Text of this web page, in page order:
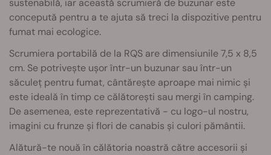
sustenabilă, iar această scrumieră de buzunar este
concepută pentru a te ajuta să treci la dispozitive pentru
fumat mai ecologice.
Scrumiera portabilă de la RQS are dimensiunile 7,5 x 8,5
cm. Se potrivește ușor într-un buzunar sau într-un
săculeț pentru fumat, cântărește aproape mai nimic și
este ideală în timp ce călătorești sau mergi în camping.
De asemenea, este reprezentativă - cu logo-ul nostru,
imagini cu frunze și flori de canabis și culori pământii.
Alătură-te nouă în călătoria noastră către accesorii și